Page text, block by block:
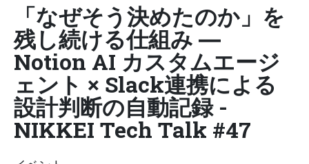
「なぜそう決めたのか」を
残し続ける仕組み ―
Notion AI カスタムエージ
ェント × Slack連携による
設計判断の自動記録 -
NIKKEI Tech Talk #47